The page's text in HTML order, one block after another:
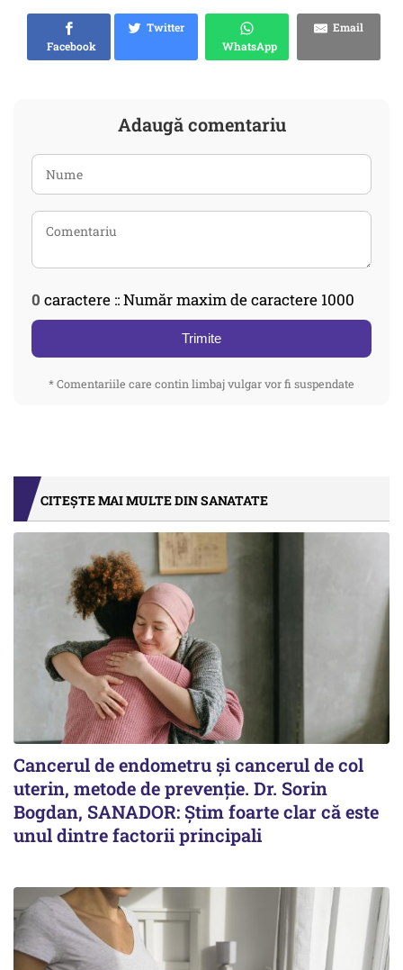
Facebook
Twitter
WhatsApp
Email
Adaugă comentariu
0 caractere :: Număr maxim de caractere 1000
Trimite
* Comentariile care contin limbaj vulgar vor fi suspendate
CITEȘTE MAI MULTE DIN SANATATE
Cancerul de endometru și cancerul de col
uterin, metode de prevenție. Dr. Sorin
Bogdan, SANADOR: Știm foarte clar că este
unul dintre factorii principali